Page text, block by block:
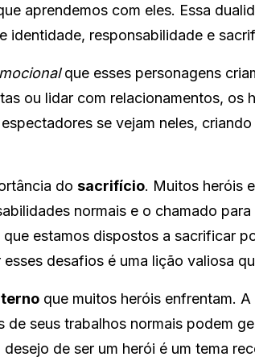
aprendemos com eles. Essa
identidade, responsabilidade e
que esses personagens
ou lidar com relacionamentos, os
se vejam neles,
do sacrifício. Muitos heróis
normais e o chamado
estamos dispostos a sacrificar
desafios é uma lição valiosa
que muitos heróis enfrentam.
seus trabalhos normais podem
de ser um herói é um tema